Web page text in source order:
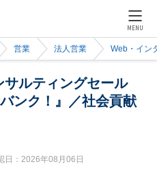
MENU
営業 法人営業 Web・イン
ルティングセール
ンク！』／社会貢献
：2026年08月06日